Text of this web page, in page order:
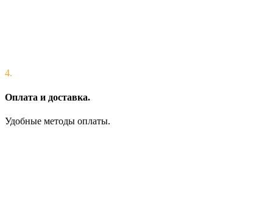
4.
Оплата и доставка.
Удобные методы оплаты.